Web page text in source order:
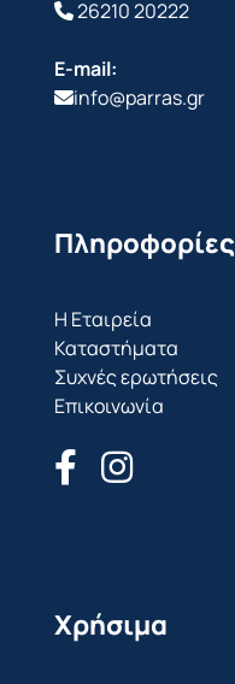
26210 20222
E-mail:
info@parras.gr
Πληροφορίες
Η Εταιρεία
Καταστήματα
Συχνές ερωτήσεις
Επικοινωνία
Χρήσιμα